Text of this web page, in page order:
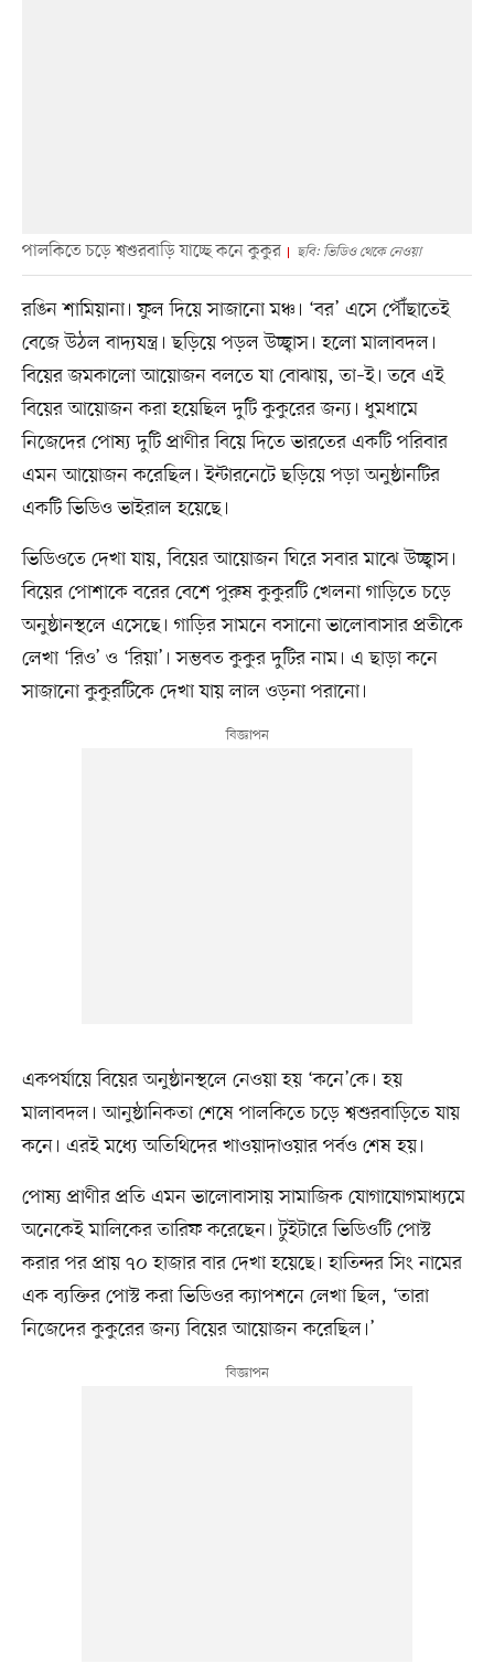
পালকিতে চড়ে শ্বশুরবাড়ি যাচ্ছে কনে কুকুর ছবি: ভিডিও থেকে নেওয়া
রঙিন শামিয়ানা। ফুল দিয়ে সাজানো মঞ্চ। ‘বর’ এসে পৌঁছাতেই
বেজে উঠল বাদ্যযন্ত্র। ছড়িয়ে পড়ল উচ্ছ্বাস। হলো মালাবদল।
বিয়ের জমকালো আয়োজন বলতে যা বোঝায়, তা–ই। তবে এই
বিয়ের আয়োজন করা হয়েছিল দুটি কুকুরের জন্য। ধুমধামে
নিজেদের পোষ্য দুটি প্রাণীর বিয়ে দিতে ভারতের একটি পরিবার
এমন আয়োজন করেছিল। ইন্টারনেটে ছড়িয়ে পড়া অনুষ্ঠানটির
একটি ভিডিও ভাইরাল হয়েছে।
ভিডিওতে দেখা যায়, বিয়ের আয়োজন ঘিরে সবার মাঝে উচ্ছ্বাস।
বিয়ের পোশাকে বরের বেশে পুরুষ কুকুরটি খেলনা গাড়িতে চড়ে
অনুষ্ঠানস্থলে এসেছে। গাড়ির সামনে বসানো ভালোবাসার প্রতীকে
লেখা ‘রিও’ ও ‘রিয়া’। সম্ভবত কুকুর দুটির নাম। এ ছাড়া কনে
সাজানো কুকুরটিকে দেখা যায় লাল ওড়না পরানো।
একপর্যায়ে বিয়ের অনুষ্ঠানস্থলে নেওয়া হয় ‘কনে’কে। হয়
মালাবদল। আনুষ্ঠানিকতা শেষে পালকিতে চড়ে শ্বশুরবাড়িতে যায়
কনে। এরই মধ্যে অতিথিদের খাওয়াদাওয়ার পর্বও শেষ হয়।
পোষ্য প্রাণীর প্রতি এমন ভালোবাসায় সামাজিক যোগাযোগমাধ্যমে
অনেকেই মালিকের তারিফ করেছেন। টুইটারে ভিডিওটি পোস্ট
করার পর প্রায় ৭০ হাজার বার দেখা হয়েছে। হাতিন্দর সিং নামের
এক ব্যক্তির পোস্ট করা ভিডিওর ক্যাপশনে লেখা ছিল, ‘তারা
নিজেদের কুকুরের জন্য বিয়ের আয়োজন করেছিল।’